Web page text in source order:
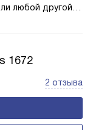
любой другой
1672
2 отзыва